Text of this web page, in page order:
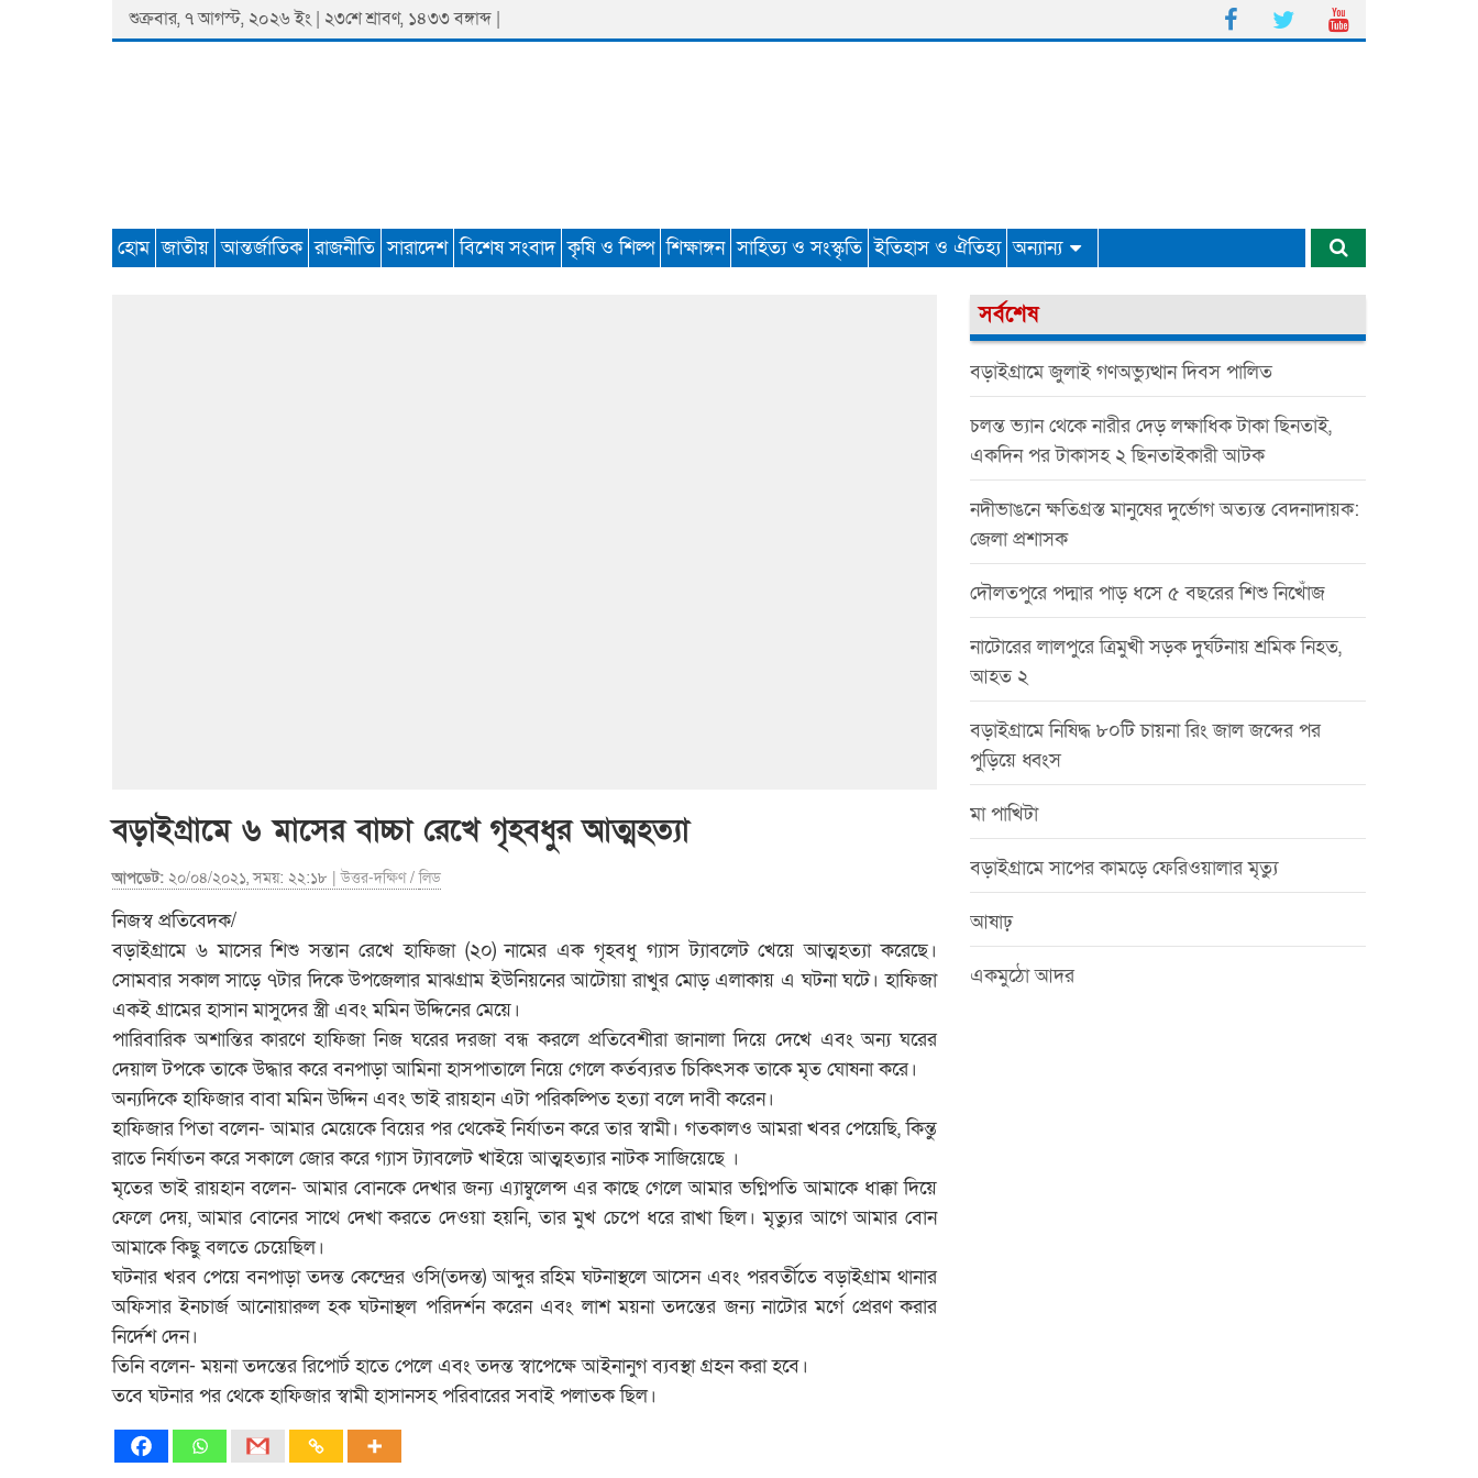
শুক্রবার, ৭ আগস্ট, ২০২৬ ইং | ২৩শে শ্রাবণ, ১৪৩৩ বঙ্গাব্দ |
Padmaprobaha
হোম জাতীয় আন্তর্জাতিক রাজনীতি সারাদেশ বিশেষ সংবাদ কৃষি ও শিল্প শিক্ষাঙ্গন সাহিত্য ও সংস্কৃতি ইতিহাস ও ঐতিহ্য অন্যান্য
বড়াইগ্রামে ৬ মাসের বাচ্চা রেখে গৃহবধুর আত্মহত্যা
আপডেট: ২০/০৪/২০২১, সময়: ২২:১৮ |উত্তর-দক্ষিণ/লিড
নিজস্ব প্রতিবেদক/
বড়াইগ্রামে ৬ মাসের শিশু সন্তান রেখে হাফিজা (২০) নামের এক গৃহবধু গ্যাস ট্যাবলেট খেয়ে আত্মহত্যা করেছে।
সোমবার সকাল সাড়ে ৭টার দিকে উপজেলার মাঝগ্রাম ইউনিয়নের আটোয়া রাখুর মোড় এলাকায় এ ঘটনা ঘটে। হাফিজা
একই গ্রামের হাসান মাসুদের স্ত্রী এবং মমিন উদ্দিনের মেয়ে।
পারিবারিক অশান্তির কারণে হাফিজা নিজ ঘরের দরজা বন্ধ করলে প্রতিবেশীরা জানালা দিয়ে দেখে এবং অন্য ঘরের
দেয়াল টপকে তাকে উদ্ধার করে বনপাড়া আমিনা হাসপাতালে নিয়ে গেলে কর্তব্যরত চিকিৎসক তাকে মৃত ঘোষনা করে।
অন্যদিকে হাফিজার বাবা মমিন উদ্দিন এবং ভাই রায়হান এটা পরিকল্পিত হত্যা বলে দাবী করেন।
হাফিজার পিতা বলেন- আমার মেয়েকে বিয়ের পর থেকেই নির্যাতন করে তার স্বামী। গতকালও আমরা খবর পেয়েছি, কিন্তু
রাতে নির্যাতন করে সকালে জোর করে গ্যাস ট্যাবলেট খাইয়ে আত্মহত্যার নাটক সাজিয়েছে ।
মৃতের ভাই রায়হান বলেন- আমার বোনকে দেখার জন্য এ্যাম্বুলেন্স এর কাছে গেলে আমার ভগ্নিপতি আমাকে ধাক্কা দিয়ে
ফেলে দেয়, আমার বোনের সাথে দেখা করতে দেওয়া হয়নি, তার মুখ চেপে ধরে রাখা ছিল। মৃত্যুর আগে আমার বোন
আমাকে কিছু বলতে চেয়েছিল।
ঘটনার খরব পেয়ে বনপাড়া তদন্ত কেন্দ্রের ওসি(তদন্ত) আব্দুর রহিম ঘটনাস্থলে আসেন এবং পরবর্তীতে বড়াইগ্রাম থানার
অফিসার ইনচার্জ আনোয়ারুল হক ঘটনাস্থল পরিদর্শন করেন এবং লাশ ময়না তদন্তের জন্য নাটোর মর্গে প্রেরণ করার
নির্দেশ দেন।
তিনি বলেন- ময়না তদন্তের রিপোর্ট হাতে পেলে এবং তদন্ত স্বাপেক্ষে আইনানুগ ব্যবস্থা গ্রহন করা হবে।
তবে ঘটনার পর থেকে হাফিজার স্বামী হাসানসহ পরিবারের সবাই পলাতক ছিল।
সর্বশেষ
বড়াইগ্রামে জুলাই গণঅভ্যুত্থান দিবস পালিত
চলন্ত ভ্যান থেকে নারীর দেড় লক্ষাধিক টাকা ছিনতাই,
একদিন পর টাকাসহ ২ ছিনতাইকারী আটক
নদীভাঙনে ক্ষতিগ্রস্ত মানুষের দুর্ভোগ অত্যন্ত বেদনাদায়ক:
জেলা প্রশাসক
দৌলতপুরে পদ্মার পাড় ধসে ৫ বছরের শিশু নিখোঁজ
নাটোরের লালপুরে ত্রিমুখী সড়ক দুর্ঘটনায় শ্রমিক নিহত,
আহত ২
বড়াইগ্রামে নিষিদ্ধ ৮০টি চায়না রিং জাল জব্দের পর
পুড়িয়ে ধ্বংস
মা পাখিটা
বড়াইগ্রামে সাপের কামড়ে ফেরিওয়ালার মৃত্যু
আষাঢ়
একমুঠো আদর